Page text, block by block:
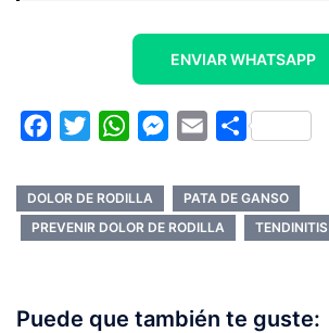
ENVIAR WHATSAPP
FacebookTwitterWhatsAppMessenger
EmailCompartir
DOLOR DE RODILLA
PATA DE GANSO
PREVENIR DOLOR DE RODILLA
TENDINITIS
Puede que también te guste: